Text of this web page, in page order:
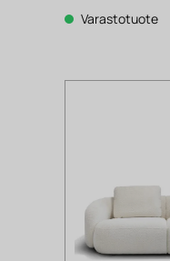
106 €.
Varastotuote